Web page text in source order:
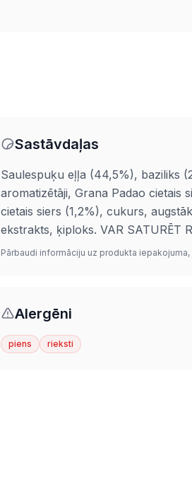
Sastāvdaļas
Saulespuķu eļļa (44,5%), baziliks
aromatizētāji, Grana Padao cietais
cietais siers (1,2%), cukurs,
ekstrakts, ķiploks. VAR SATURĒT
Pārbaudi informāciju uz produkta
Alergēni
piens rieksti